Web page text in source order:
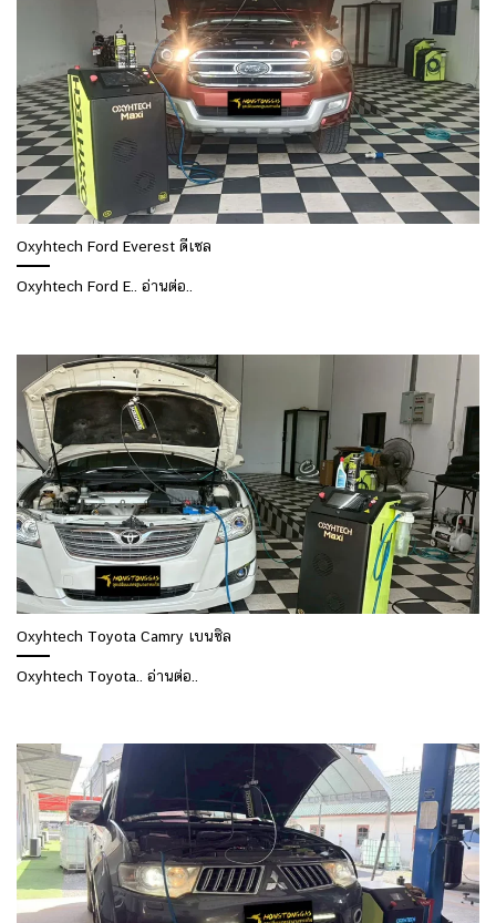
Oxyhtech Ford Everest ดีเซล
Oxyhtech Ford E.. อ่านต่อ..
Oxyhtech Toyota Camry เบนซิล
Oxyhtech Toyota.. อ่านต่อ..